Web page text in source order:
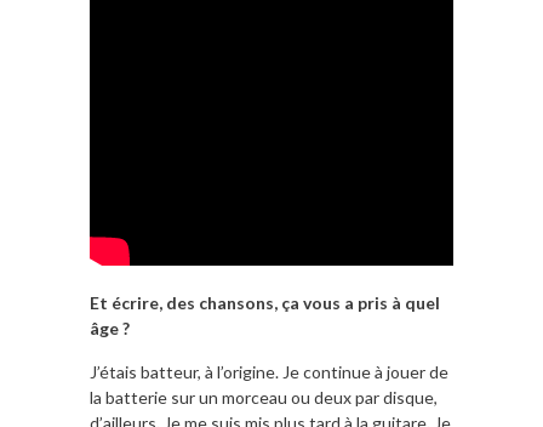
Et écrire, des chansons, ça vous a pris à quel
âge ?
J’étais batteur, à l’origine. Je continue à jouer de
la batterie sur un morceau ou deux par disque,
d’ailleurs. Je me suis mis plus tard à la guitare. Je